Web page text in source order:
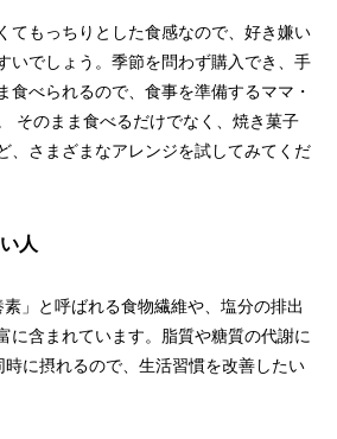
てもっちりとした食感なので、好き嫌い
いでしょう。季節を問わず購入でき、手
食べられるので、食事を準備するママ・
そのまま食べるだけでなく、焼き菓子
、さまざまなアレンジを試してみてくだ
人
」と呼ばれる食物繊維や、塩分の排出
に含まれています。脂質や糖質の代謝に
に摂れるので、生活習慣を改善したい